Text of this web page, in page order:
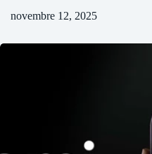
novembre 12, 2025